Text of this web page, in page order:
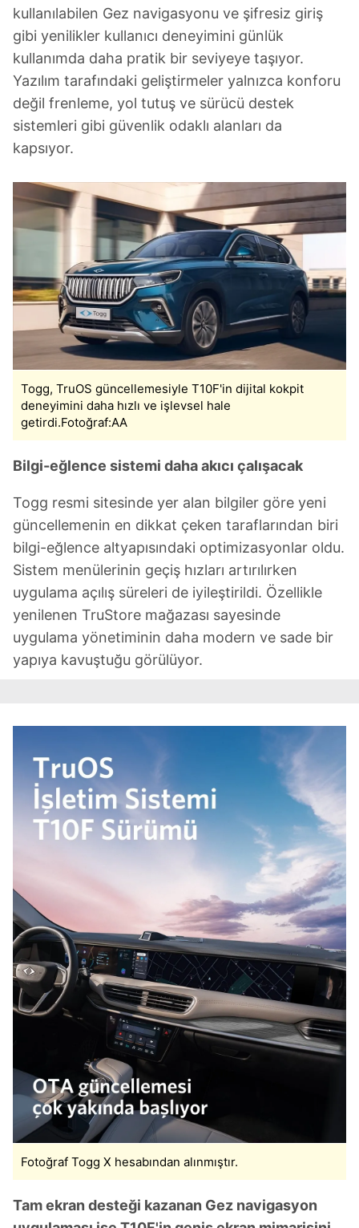
kullanılabilen Gez navigasyonu ve şifresiz giriş
gibi yenilikler kullanıcı deneyimini günlük
kullanımda daha pratik bir seviyeye taşıyor.
Yazılım tarafındaki geliştirmeler yalnızca konforu
değil frenleme, yol tutuş ve sürücü destek
sistemleri gibi güvenlik odaklı alanları da
kapsıyor.
Togg, TruOS güncellemesiyle T10F'in dijital kokpit
deneyimini daha hızlı ve işlevsel hale
getirdi.Fotoğraf:AA
Bilgi-eğlence sistemi daha akıcı çalışacak
Togg resmi sitesinde yer alan bilgiler göre yeni
güncellemenin en dikkat çeken taraflarından biri
bilgi-eğlence altyapısındaki optimizasyonlar oldu.
Sistem menülerinin geçiş hızları artırılırken
uygulama açılış süreleri de iyileştirildi. Özellikle
yenilenen TruStore mağazası sayesinde
uygulama yönetiminin daha modern ve sade bir
yapıya kavuştuğu görülüyor.
Fotoğraf Togg X hesabından alınmıştır.
Tam ekran desteği kazanan Gez navigasyon